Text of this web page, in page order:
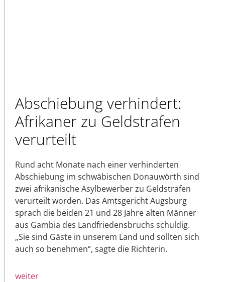
Abschiebung verhindert:
Afrikaner zu Geldstrafen
verurteilt
Rund acht Monate nach einer verhinderten
Abschiebung im schwäbischen Donauwörth sind
zwei afrikanische Asylbewerber zu Geldstrafen
verurteilt worden. Das Amtsgericht Augsburg
sprach die beiden 21 und 28 Jahre alten Männer
aus Gambia des Landfriedensbruchs schuldig.
„Sie sind Gäste in unserem Land und sollten sich
auch so benehmen“, sagte die Richterin.
weiter